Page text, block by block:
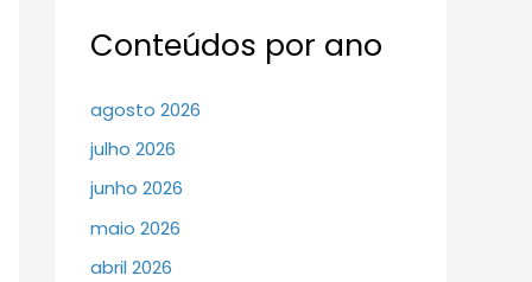
Conteúdos por ano
agosto 2026
julho 2026
junho 2026
maio 2026
abril 2026